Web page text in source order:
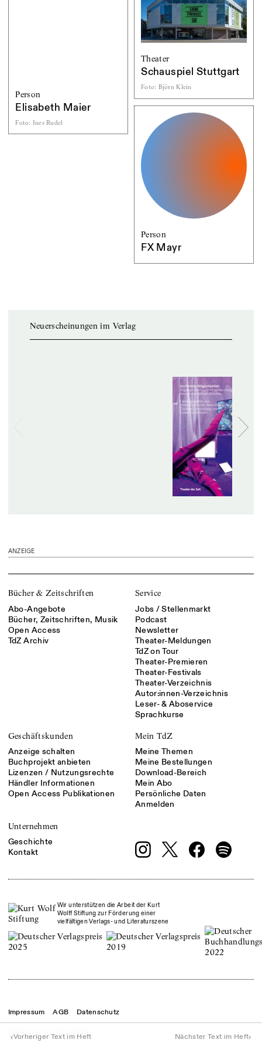
Person
Elisabeth Maier
Foto: Ines Rudel
Theater
Schauspiel Stuttgart
Foto: Björn Klein
Person
FX Mayr
‹Vorheriger Text im Heft Nächster Text im Heft›
Neuerscheinungen im Verlag
ANZEIGE
Bücher & Zeitschriften
Abo-Angebote
Bücher, Zeitschriften, Musik
Open Access
TdZ Archiv
Service
Jobs / Stellenmarkt
Podcast
Newsletter
Theater-Meldungen
TdZ on Tour
Theater-Premieren
Theater-Festivals
Theater-Verzeichnis
Autor:innen-Verzeichnis
Leser- & Aboservice
Sprachkurse
Geschäftskunden
Anzeige schalten
Buchprojekt anbieten
Lizenzen / Nutzungsrechte
Händler Informationen
Open Access Publikationen
Mein TdZ
Meine Themen
Meine Bestellungen
Download-Bereich
Mein Abo
Persönliche Daten
Anmelden
Unternehmen
Geschichte
Kontakt
Wir unterstützen die Arbeit der Kurt
Wolff Stiftung zur Förderung einer
vielfältigen Verlags- und Literaturszene
© Theater der Zeit2026
Impressum AGB Datenschutz